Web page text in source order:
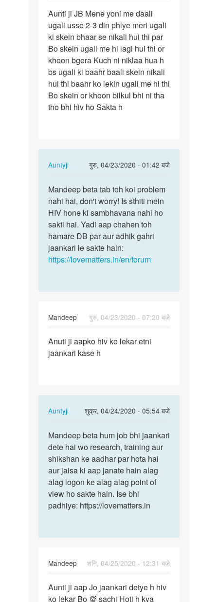
Aunti
ji
JB
Mene
yoni
me…
Aunti ji JB Mene yoni me daali
ugali usse 2-3 din phlye meri ugali
ki skein bhaar se nikali hui thi par
Bo skein ugali me hi lagi hui thi or
khoon bgera Kuch ni niklaa hua h
bs ugali ki baahr baali skein nikali
hui thi baahr ko lekin ugali me hi thi
Bo skein or khoon bilkul bhi ni tha
tho bhi hiv ho Sakta h
Auntyji
गुरु, 04/23/2020 - 01:42 बजे
In
to
Aunti
ji
JB
Mene
yoni
me…
Mandeep
beta
tab
toh
koi…
Mandeep beta tab toh koi problem
nahi hai, don't worry! Is sthiti mein
HIV hone ki sambhavana nahi ho
sakti hai. Yadi aap chahen toh
hamare DB par aur adhik gahri
jaankari le sakte hain:
https://lovematters.in/en/forum
Mandeep
गुरु, 04/23/2020 - 07:20 बजे
Anuti
ji
Anuti ji aapko hiv ko lekar etni
jaankari kase h
Auntyji
शुक्र, 04/24/2020 - 05:54 बजे
In
to
Anuti
ji
aapko
hiv
ko
lekar…
Mandeep
beta
hum
job
bhi…
Mandeep beta hum job bhi jaankari
dete hai wo research, training aur
shikshan ke aadhar par hota hai
aur jaisa ki aap janate hain alag
alag logon ke alag alag point of
view ho sakte hain. Ise bhi
padhiye: https://lovematters.in
Mandeep
शनि, 04/25/2020 - 12:31 बजे
Aunti
ji
Aunti ji aap Jo jaankari detye h hiv
ko lekar Bo 💯 sachi Hoti h kya